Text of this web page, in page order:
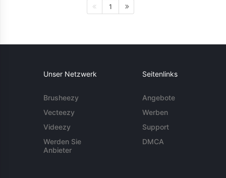
1
Unser Netzwerk
Brusheezy
Vecteezy
Videezy
Werden Sie
Anbieter
Seitenlinks
Angebote
Werben
Support
DMCA